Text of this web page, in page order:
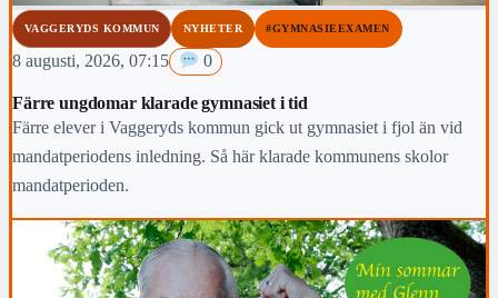
VAGGERYDS KOMMUN NYHETER #GYMNASIEEXAMEN
8 augusti, 2026, 07:15 0
Färre ungdomar klarade gymnasiet i tid
Färre elever i Vaggeryds kommun gick ut gymnasiet i fjol än vid
mandatperiodens inledning. Så här klarade kommunens skolor
mandatperioden.